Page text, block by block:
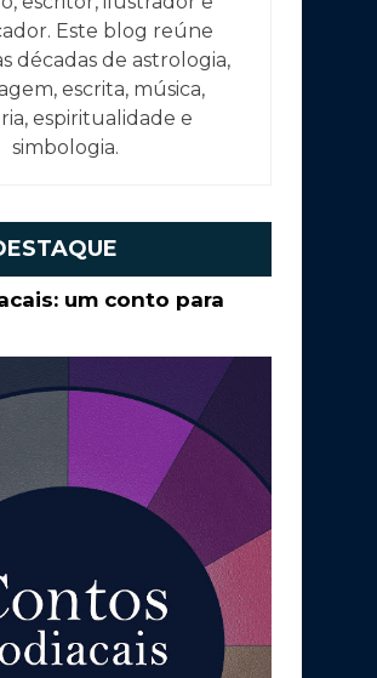
Este blog reúne
décadas de astrologia,
escrita, música,
espiritualidade e
simbologia.
um conto para